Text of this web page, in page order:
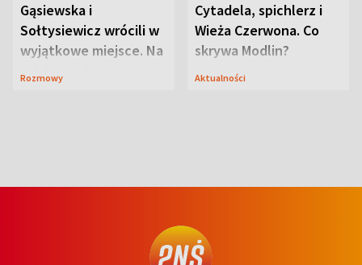
Gąsiewska i
Sołtysiewicz wrócili w
wyjątkowe miejsce. Na
szlaku czekał
Rozmowy
Cytadela, spichlerz i
Wieża Czerwona. Co
skrywa Modlin?
Aktualności